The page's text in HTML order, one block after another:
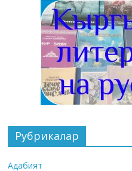
Рубрикалар
Адабият